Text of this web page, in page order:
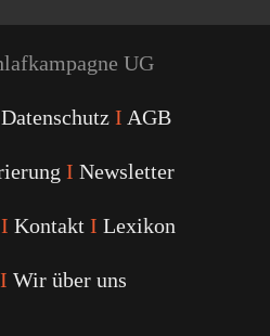
UG
Datenschutz I AGB
I Newsletter
I Kontakt I Lexikon
I Wir über uns